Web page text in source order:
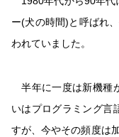
ー(犬の時間)と呼ばれ
われていました。
半年に一度は新機種
いはプログラミング言
すが、今やその頻度は